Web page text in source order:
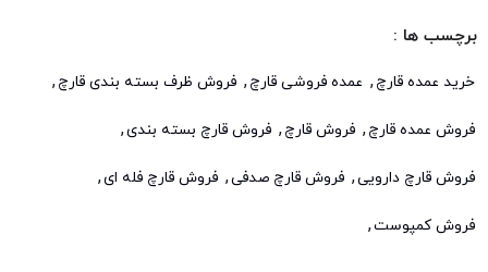
برچسب ها :
خرید عمده قارچ, عمده فروشی قارچ, فروش ظرف بسته بندی قارچ,
فروش عمده قارچ, فروش قارچ, فروش قارچ بسته بندی,
فروش قارچ دارویی, فروش قارچ صدفی, فروش قارچ فله ای,
فروش کمپوست,